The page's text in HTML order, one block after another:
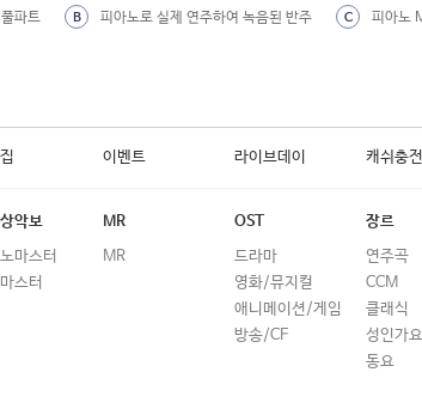
Story
Stars 합창
Love
Show (위대한 쇼맨 OST) 합창
풀파트 B 피아노로 실제 연주하여 녹음된 반주 C 피아노
이벤트 라이브데이 캐쉬충전
악보
마스터
스터
MR
MR
OST
드라마
영화/뮤지컬
애니메이션/게임
방송/CF
장르
연주곡
CCM
클래식
성인가요
동요